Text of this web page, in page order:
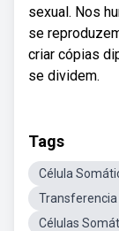
sexual. Nos
se
criar cópias
se dividem.
Tags
Célula
Transferencia
Células